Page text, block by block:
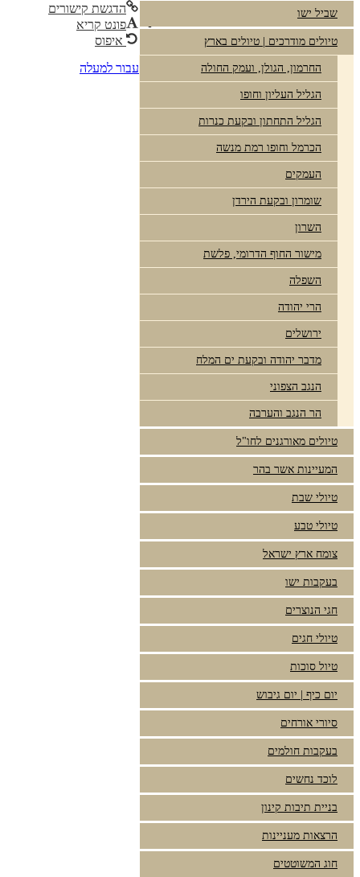
שביל ישו
טיולים מודרכים | טיולים בארץ
החרמון, הגולן, ועמק החולה
הגליל העליון וחופו
הגליל התחתון ובקעת כנרות
הכרמל וחופו רמת מנשה
העמקים
שומרון ובקעת הירדן
השרון
מישור החוף הדרומי, פלשת
השפלה
הרי יהודה
ירושלים
מדבר יהודה ובקעת ים המלח
הנגב הצפוני
הר הנגב והערבה
טיולים מאורגנים לחו"ל
המעיינות אשר בהר
טיולי שבת
טיולי טבע
צומח ארץ ישראל
בעקבות ישו
חגי הנוצרים
טיולי חגים
טיול סוכות
יום כיף | יום גיבוש
סיורי אורחים
בעקבות חולמים
לוכד נחשים
בניית תיבות קינון
הרצאות מעניינות
חוג המשוטטים
הדגשת קישורים
פונט קריא
איפוס
עבור למעלה